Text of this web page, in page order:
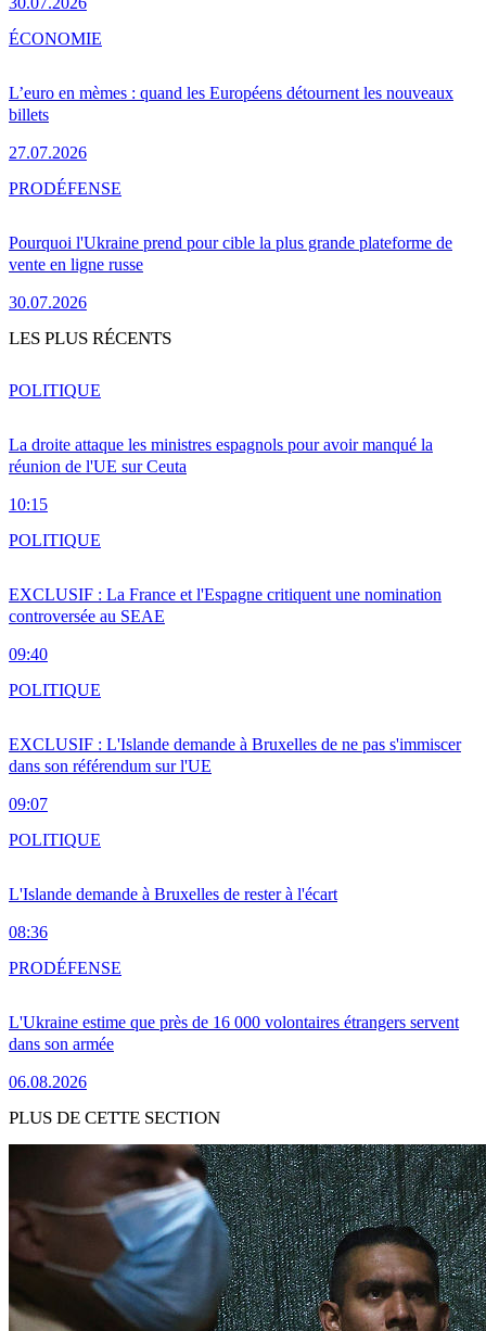
L’euro en mèmes : quand les Européens détournent les nouveaux
billets
27.07.2026
ÉCONOMIE
Pourquoi l'Ukraine prend pour cible la plus grande plateforme de
vente en ligne russe
30.07.2026
PRODÉFENSE
LES PLUS RÉCENTS
La droite attaque les ministres espagnols pour avoir manqué la
réunion de l'UE sur Ceuta
10:15
POLITIQUE
EXCLUSIF : La France et l'Espagne critiquent une nomination
controversée au SEAE
09:40
POLITIQUE
EXCLUSIF : L'Islande demande à Bruxelles de ne pas s'immiscer
dans son référendum sur l'UE
09:07
POLITIQUE
L'Islande demande à Bruxelles de rester à l'écart
08:36
POLITIQUE
L'Ukraine estime que près de 16 000 volontaires étrangers servent
dans son armée
06.08.2026
PRODÉFENSE
PLUS DE CETTE SECTION